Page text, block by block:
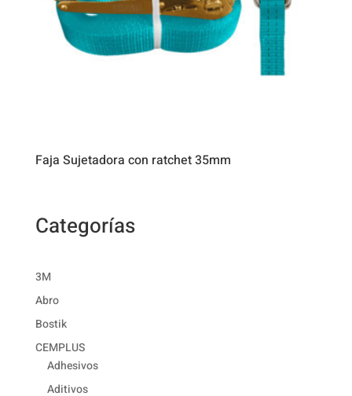
Faja Sujetadora con ratchet 35mm
Categorías
3M
Abro
Bostik
CEMPLUS
Adhesivos
Aditivos